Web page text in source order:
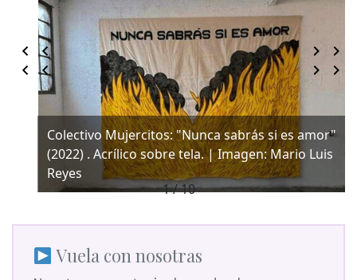
Colectivo Mujercitos: "Nunca sabrás si es amor"
(2022) . Acrílico sobre tela. | Imagen: Mario Luis
Reyes
1 / 10
Vuela con nosotras